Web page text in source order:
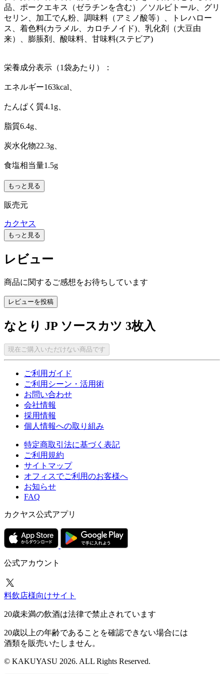
品、ポークエキス（ゼラチンを含む）／ソルビトール、グリ
セリン、加工でん粉、調味料（アミノ酸等）、トレハロー
ス、着色料(カラメル、カロチノイド)、乳化剤（大豆由
来）、膨脹剤、酸味料、甘味料(ステビア)
栄養成分表示（1袋あたり）：
エネルギー163kcal、
たんぱく質4.1g、
脂質6.4g、
炭水化物22.3g、
食塩相当量1.5g
もっと見る
販売元
カクヤス
もっと見る
レビュー
商品に関するご感想をお待ちしています
レビューを投稿
なとり JP ソースカツ 3枚入
現在ご購入いただけない商品です
ご利用ガイド
ご利用シーン・活用術
お問い合わせ
会社情報
採用情報
個人情報への取り組み
特定商取引法に基づく表記
ご利用規約
サイトマップ
オフィスでご利用のお客様へ
お知らせ
FAQ
カクヤス公式アプリ
公式アカウント
料飲店様向けサイト
20歳未満の飲酒は法律で禁止されています
20歳以上の年齢であることを確認できない場合には
酒類を販売いたしません。
© KAKUYASU 2026. ALL Rights Reserved.